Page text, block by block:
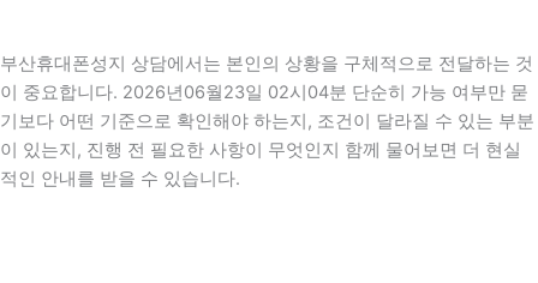
부산휴대폰성지 상담에서는 본인의 상황을 구체적으로 전달하는 것
이 중요합니다. 2026년06월23일 02시04분 단순히 가능 여부만 묻
기보다 어떤 기준으로 확인해야 하는지, 조건이 달라질 수 있는 부분
이 있는지, 진행 전 필요한 사항이 무엇인지 함께 물어보면 더 현실
적인 안내를 받을 수 있습니다.